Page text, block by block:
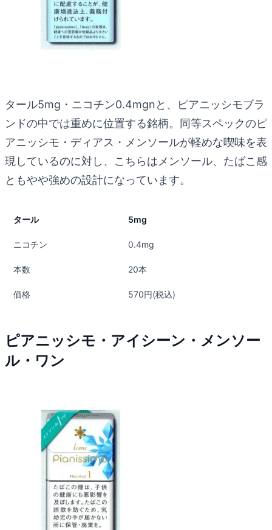
タール5mg・ニコチン0.4mgnと、ピアニッシモブラ
ンドの中では重めに位置する銘柄。同等スペックのピ
アニッシモ・ディアス・メンソールが軽めな喫味を表
現しているのに対し、こちらはメンソール、たばこ感
ともやや強めの設計になっています。
タール 5mg
ニコチン 0.4mg
本数 20本
価格 570円(税込)
ピアニッシモ・アイシーン・メンソー
ル・ワン